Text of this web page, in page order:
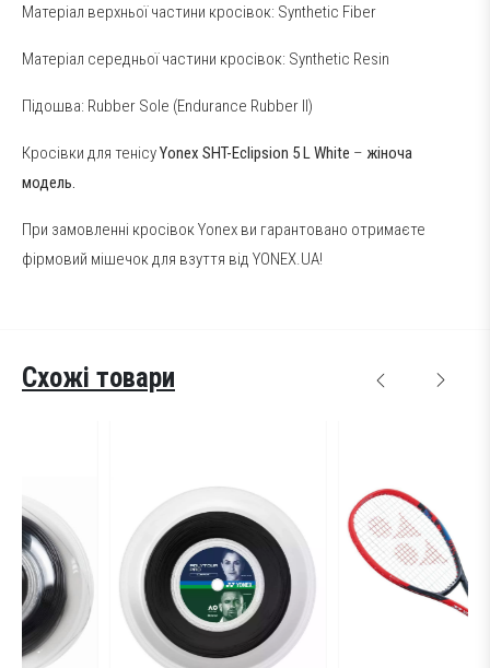
Матеріал верхньої частини кросівок: Synthetic Fiber
Матеріал середньої частини кросівок: Synthetic Resin
Підошва: Rubber Sole (Endurance Rubber ІІ)
Кросівки для тенісуYonex SHT-Eclipsion 5 L White – жіноча
модель.
При замовленні кросівок Yonex ви гарантовано отримаєте
фірмовий мішечок для взуття від YONEX.UA!
Схожі товари